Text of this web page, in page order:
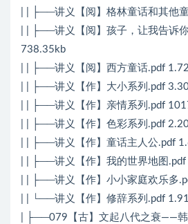
| | ├──讲义【阅】格林童话和其他
| | ├──讲义【阅】孩子，让我告诉
738.35kb
| | ├──讲义【阅】西方童话.pdf
| | ├──讲义【作】大小系列.pdf
| | ├──讲义【作】亲情系列.pdf
| | ├──讲义【作】色彩系列.pdf
| | ├──讲义【作】童话主人公.pdf
| | ├──讲义【作】我的世界地图
| | ├──讲义【作】小小家庭欢乐多
| | └──讲义【作】修辞系列.pdf
| ├──079【古】文起八代之衰——